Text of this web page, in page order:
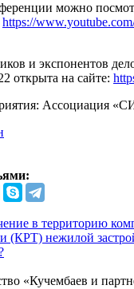
можно
https://
и экспонентов
открыта на сайте:
Ассоциация
в территорию
(КРТ) нежилой
«Кучембаев и